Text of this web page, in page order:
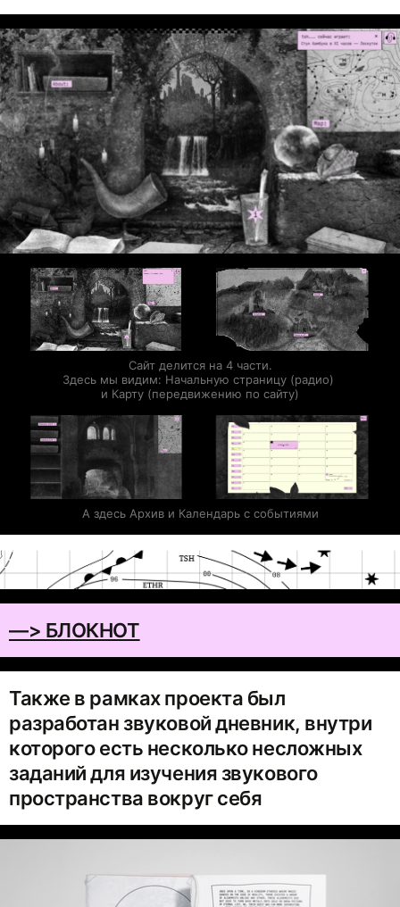
Сайт делится на 4 части.
Здесь мы видим: Начальную страницу (радио)
и Карту (передвижению по сайту)
А здесь Архив и Календарь с событиями
—> БЛОКНОТ
Также в рамках проекта был
разработан звуковой дневник, внутри
которого есть несколько несложных
заданий для изучения звукового
пространства вокруг себя